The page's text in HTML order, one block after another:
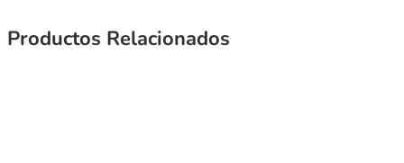
Productos Relacionados